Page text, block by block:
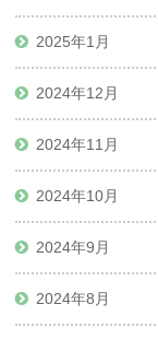
2025年1月
2024年12月
2024年11月
2024年10月
2024年9月
2024年8月